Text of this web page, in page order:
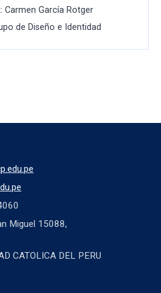
Carmen García Rotger
de Diseño e Identidad
Miguel 15088,
CATOLICA DEL PERU